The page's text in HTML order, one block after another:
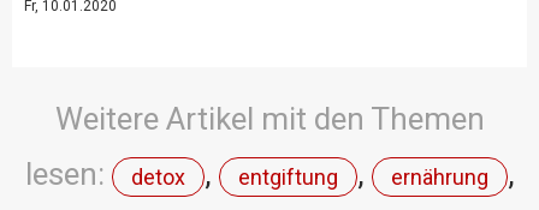
Fr, 10.01.2020
Weitere Artikel mit den Themen
lesen:
detox , entgiftung , ernährung ,